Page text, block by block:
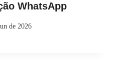
WhatsApp
de 2026